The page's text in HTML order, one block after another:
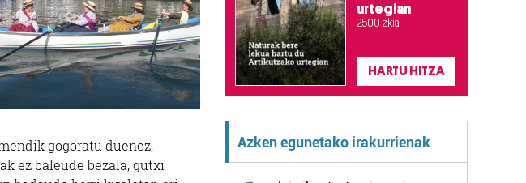
gogoratu duenez,
ez baleude bezala, gutxi
urtegian
2.500 zkia.
HARTU HITZA
Azken egunetako irakurrienak